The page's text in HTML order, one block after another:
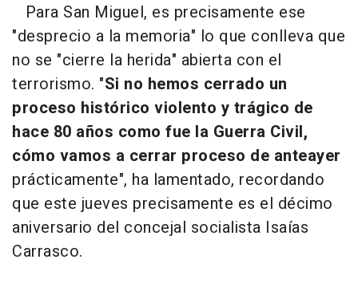
Para San Miguel, es precisamente ese
"desprecio a la memoria" lo que conlleva que
no se "cierre la herida" abierta con el
terrorismo. "Si no hemos cerrado un
proceso histórico violento y trágico de
hace 80 años como fue la Guerra Civil,
cómo vamos a cerrar proceso de anteayer
prácticamente", ha lamentado, recordando
que este jueves precisamente es el décimo
aniversario del concejal socialista Isaías
Carrasco.